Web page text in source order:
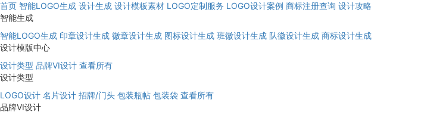
首页 智能LOGO生成 设计生成 设计模板素材 LOGO定制服务 LOGO设计案例 商标注册查询 设计攻略
智能生成
智能LOGO生成 印章设计生成 徽章设计生成 图标设计生成 班徽设计生成 队徽设计生成 商标设计生成
设计模版中心
设计类型 品牌VI设计 查看所有
设计类型
LOGO设计 名片设计 招牌/门头 包装瓶帖 包装袋 查看所有
品牌VI设计